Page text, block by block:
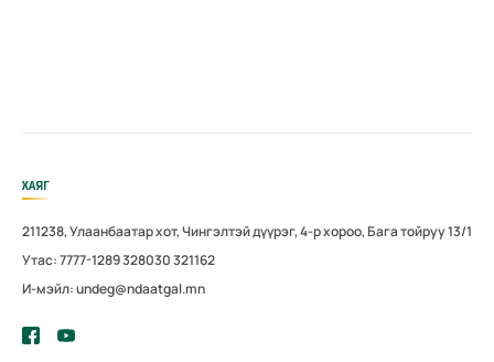
ХАЯГ
211238, Улаанбаатар хот, Чингэлтэй дүүрэг, 4-р хороо, Бага тойруу 13/1
Утас: 7777-1289 328030 321162
И-мэйл: undeg@ndaatgal.mn